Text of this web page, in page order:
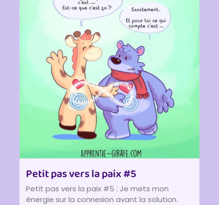
Petit pas vers la paix #5
Petit pas vers la paix #5 : Je mets mon
énergie sur la connexion avant la solution.